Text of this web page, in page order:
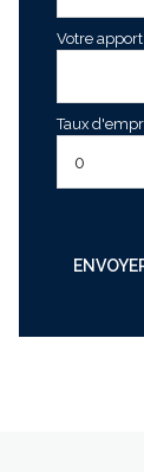
Votre
Taux